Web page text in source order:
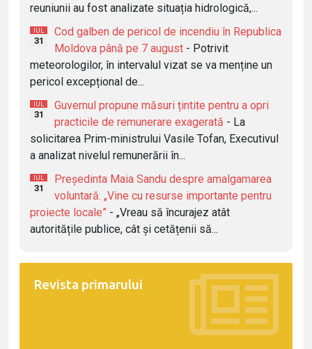
reuniunii au fost analizate situația hidrologică,...
IUL
31
Cod galben de pericol de incendiu în Republica
Moldova până pe 7 august - Potrivit
meteorologilor, în intervalul vizat se va menține un
pericol excepțional de...
IUL
31
Guvernul propune măsuri țintite pentru a opri
practicile de remunerare exagerată - La
solicitarea Prim-ministrului Vasile Tofan, Executivul
a analizat nivelul remunerării în...
IUL
31
Președinta Maia Sandu despre amalgamarea
voluntară: „Vine cu resurse importante pentru
proiecte locale” - „Vreau să încurajez atât
autoritățile publice, cât și cetățenii să...
Revista primarului